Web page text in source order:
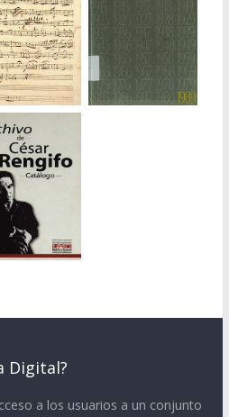
Digital?
a los usuarios a un conjunto